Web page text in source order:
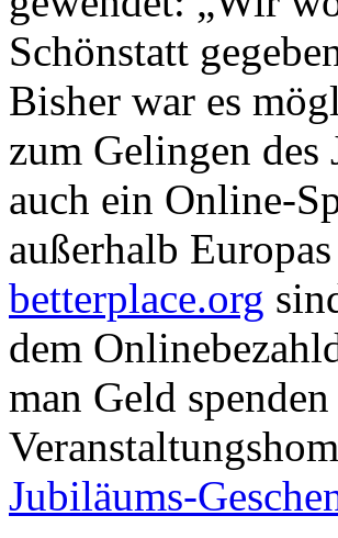
Schönstatt
Bisher war es
zum Gelingen
auch ein Online-
außerhalb
betterplace.org
dem
man Geld
Jubiläums-